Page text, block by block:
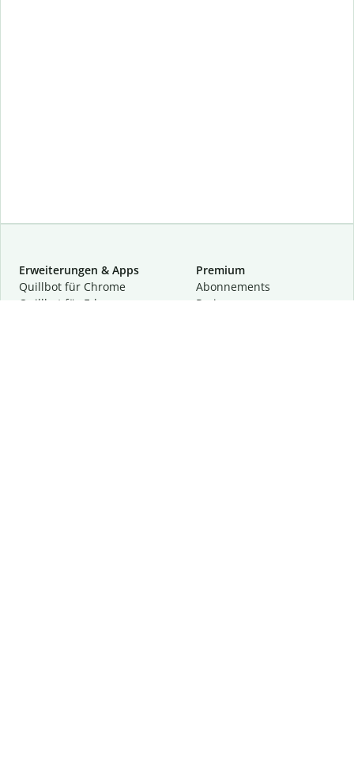
Erweiterungen & Apps
Quillbot für Chrome
Quillbot für Edge
Premium
Abon­ne­ments
Preise